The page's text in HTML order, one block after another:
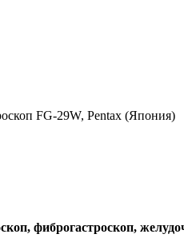
FG-29W, Pentax (Япония)
фиброгастроскоп,